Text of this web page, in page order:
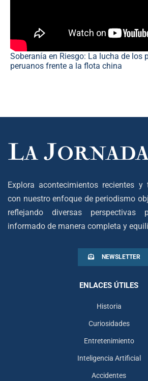
Soberanía en Riesgo: La lucha de los
peruanos frente a la flota china
Explora acontecimientos recientes y
con nuestro enfoque de periodismo
reflejando diversas perspectivas
informado de manera completa y
NEWSLETTER
ENLACES ÚTILES
Historia
Curiosidades
Entretenimiento
Inteligencia Artificial
Accidentes